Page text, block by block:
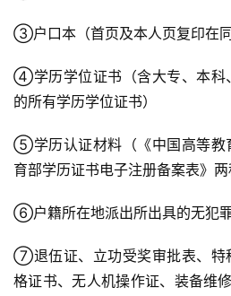
③户口本（首页及本人页复印在同
④学历学位证书（含大专、本科
的所有学历学位证书）
⑤学历认证材料（《中国高等教
育部学历证书电子注册备案表》两
⑥户籍所在地派出所出具的无犯罪
⑦退伍证、立功受奖审批表、特
格证书、无人机操作证、装备维